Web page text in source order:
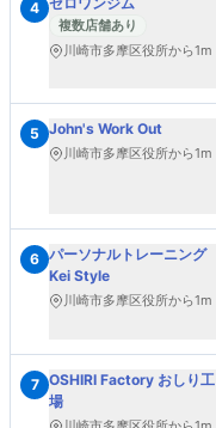
4
複数店舗あり
川崎市多摩区役所から1m
5 John's Work Out
川崎市多摩区役所から1m
6 パーソナルトレーニング
Kei Style
川崎市多摩区役所から1m
7 OSHIRI Factory おしり工
場